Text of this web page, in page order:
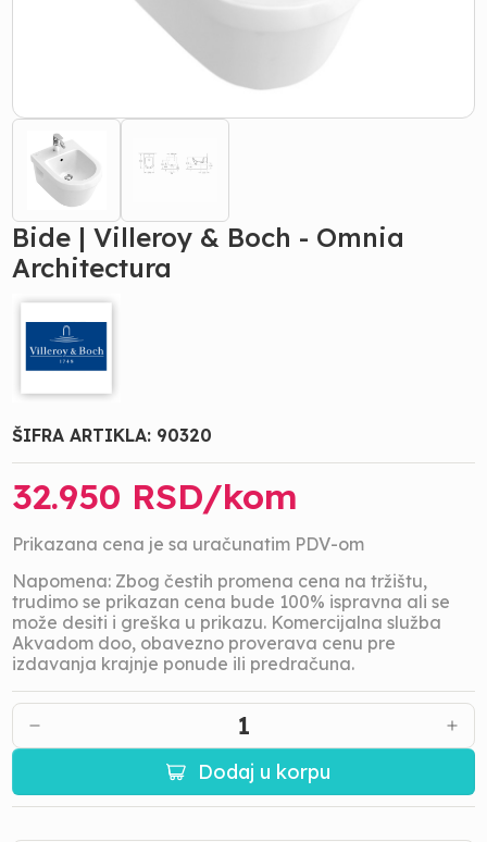
Bide | Villeroy & Boch - Omnia
Architectura
ŠIFRA ARTIKLA: 90320
32.950 RSD/kom
Prikazana cena je sa uračunatim PDV-om
Napomena: Zbog čestih promena cena na tržištu,
trudimo se prikazan cena bude 100% ispravna ali se
može desiti i greška u prikazu. Komercijalna služba
Akvadom doo, obavezno proverava cenu pre
izdavanja krajnje ponude ili predračuna.
1
Dodaj u korpu